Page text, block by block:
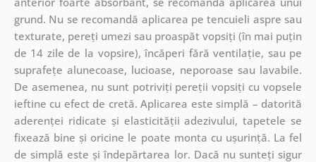
grund. Nu se recomandă aplicarea pe tencuieli aspre sau
texturate, pereți umezi sau proaspăt vopsiți (în mai puțin
de 14 zile de la vopsire), încăperi fără ventilație, sau pe
suprafețe alunecoase, lucioase, neporoase sau lavabile.
De asemenea, nu sunt potriviți pereții vopsiți cu vopsele
ieftine cu efect de cretă. Aplicarea este simplă – datorită
aderenței ridicate și elasticității adezivului, tapetele se
fixează bine și oricine le poate monta cu ușurință. La fel
de simplă este și îndepărtarea lor. Dacă nu sunteți sigur